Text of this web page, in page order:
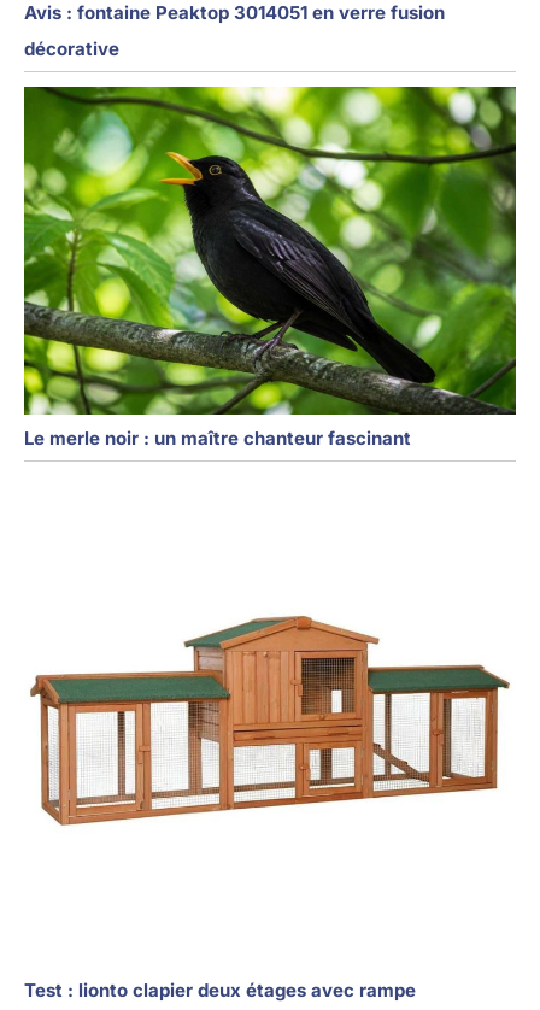
Avis : fontaine Peaktop 3014051 en verre fusion
décorative
Le merle noir : un maître chanteur fascinant
Test : lionto clapier deux étages avec rampe